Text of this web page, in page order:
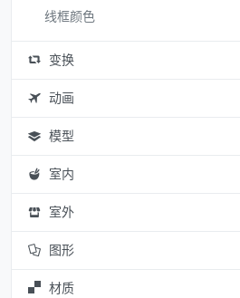
线框颜色
变换
动画
模型
室内
室外
图形
材质